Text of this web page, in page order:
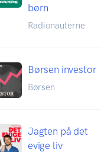
børn
Radionauterne
Børsen investor
Børsen
Jagten på det
evige liv